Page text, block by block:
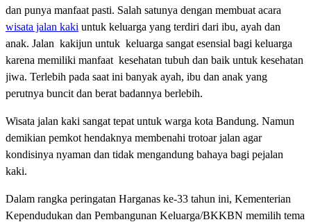
dan punya manfaat pasti. Salah satunya dengan membuat acara
wisata jalan kaki untuk keluarga yang terdiri dari ibu, ayah dan
anak. Jalan kakijun untuk keluarga sangat esensial bagi keluarga
karena memiliki manfaat kesehatan tubuh dan baik untuk kesehatan
jiwa. Terlebih pada saat ini banyak ayah, ibu dan anak yang
perutnya buncit dan berat badannya berlebih.
Wisata jalan kaki sangat tepat untuk warga kota Bandung. Namun
demikian pemkot hendaknya membenahi trotoar jalan agar
kondisinya nyaman dan tidak mengandung bahaya bagi pejalan
kaki.
Dalam rangka peringatan Harganas ke-33 tahun ini, Kementerian
Kependudukan dan Pembangunan Keluarga/BKKBN memilih tema